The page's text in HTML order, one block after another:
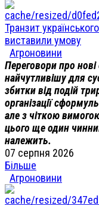
Транзит
виставили умову
Агроновини
Переговори про
найчутливішу для
збитки від подій
організації
але з чіткою
цього ще один
належить.
07 серпня 2026
Більше
Агроновини